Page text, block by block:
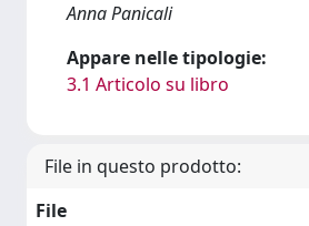
Anna Panicali
Appare nelle tipologie:
3.1 Articolo su libro
File in questo prodotto:
File